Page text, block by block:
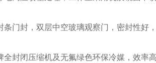
条门封，双层中空玻璃观察门，密封性
全封闭压缩机及无氟绿色环保冷媒，效